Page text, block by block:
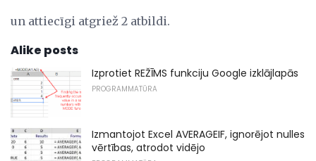
un attiecīgi atgriež 2 atbildi.
Alike posts
Izprotiet REŽĪMS funkciju Google izklājlapās
PROGRAMMATŪRA
Izmantojot Excel AVERAGEIF, ignorējot nulles
vērtības, atrodot vidējo